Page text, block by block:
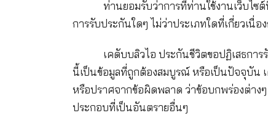
ท่านไม่อาจยึดถือตามในเรื่องดังก
ข้อมูลต่างๆ ที่ระบุไว้ในเว็บ
ท่านยอมรับว่าการที่ท่านใช้ง